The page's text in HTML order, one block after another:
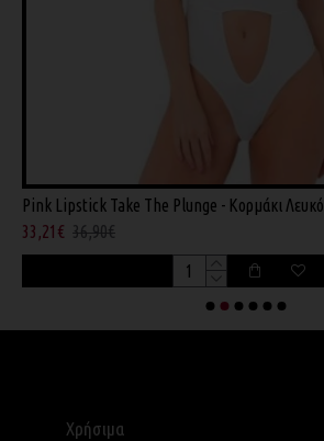
Pink Lipstick Take The Plunge - Κορμάκι Λευκό
33,21€ 36,90€
Χρήσιμα